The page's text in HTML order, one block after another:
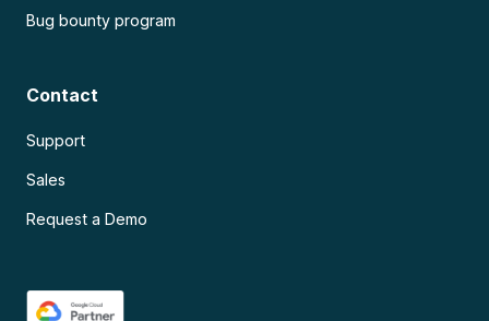
Bug bounty program
Contact
Support
Sales
Request a Demo